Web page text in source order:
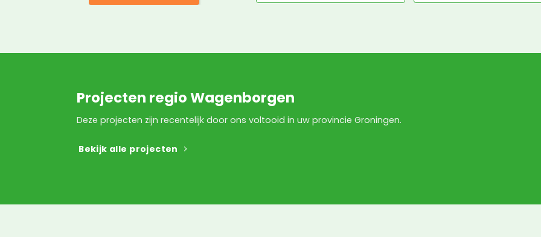
Projecten regio Wagenborgen
Deze projecten zijn recentelijk door ons voltooid in uw provincie Groningen.
Bekijk alle projecten